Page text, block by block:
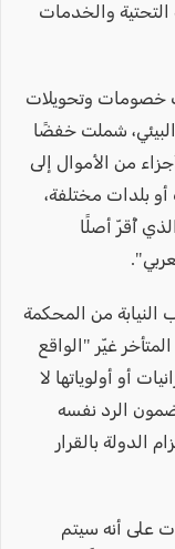
التحتية والخدمات
خصومات وتحويلات
شملت خفضًا
أجزاء من الأموال إلى
بلدات مختلفة،
أُقرّ أصلًا
النيابة من المحكمة
غيّر "الواقع
أو أولوياتها لا
الرد نفسه
الدولة بالقرار
على أنه سيتم